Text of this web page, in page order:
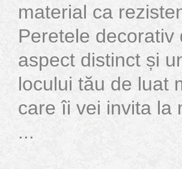
material ca
Peretele
aspect distinct și
locului tău de luat
care îi vei invita la
...